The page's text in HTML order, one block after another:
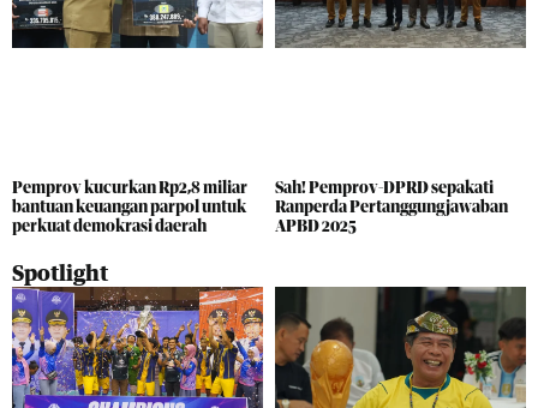
Pemprov kucurkan Rp2,8 miliar
bantuan keuangan parpol untuk
perkuat demokrasi daerah
Sah! Pemprov-DPRD sepakati
Ranperda Pertanggungjawaban
APBD 2025
Spotlight